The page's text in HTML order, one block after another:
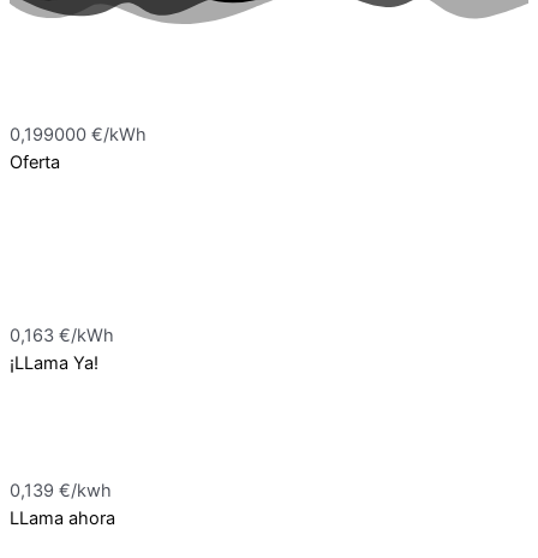
0,199000 €/kWh
Oferta
0,163 €/kWh
¡LLama Ya!
0,139 €/kwh
LLama ahora